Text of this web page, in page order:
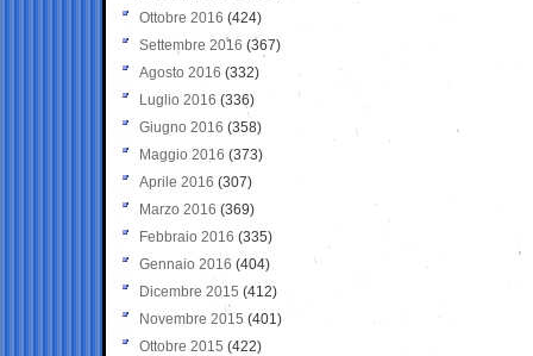
Ottobre 2016 (424)
Settembre 2016 (367)
Agosto 2016 (332)
Luglio 2016 (336)
Giugno 2016 (358)
Maggio 2016 (373)
Aprile 2016 (307)
Marzo 2016 (369)
Febbraio 2016 (335)
Gennaio 2016 (404)
Dicembre 2015 (412)
Novembre 2015 (401)
Ottobre 2015 (422)